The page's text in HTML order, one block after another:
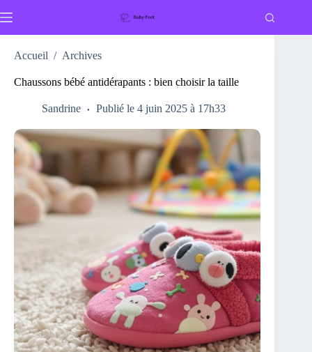
au
Accueil / Archives
Chaussons bébé antidérapants : bien choisir la taille
Sandrine Publié le 4 juin 2025 à 17h33